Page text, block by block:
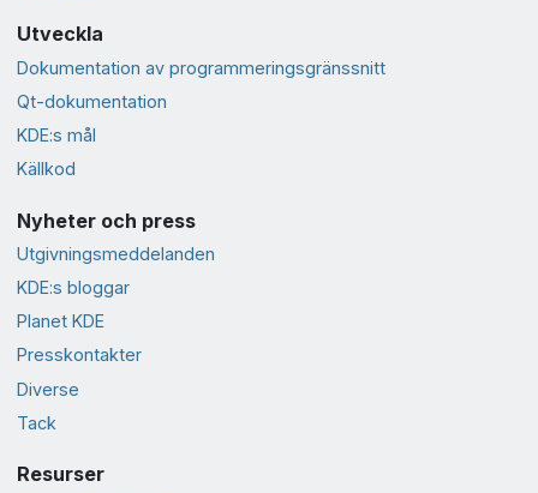
Utveckla
Dokumentation av programmeringsgränssnitt
Qt-dokumentation
KDE:s mål
Källkod
Nyheter och press
Utgivningsmeddelanden
KDE:s bloggar
Planet KDE
Presskontakter
Diverse
Tack
Resurser